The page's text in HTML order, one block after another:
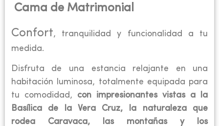
Cama de Matrimonial
Confort, tranquilidad y funcionalidad a tu
medida.
Disfruta de una estancia relajante en una
habitación luminosa, totalmente equipada para
tu comodidad, con impresionantes vistas a la
Basílica de la Vera Cruz, la naturaleza que
rodea Caravaca, las montañas y los